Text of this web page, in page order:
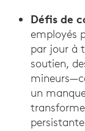
Défis de
employés
par jour à
soutien,
un